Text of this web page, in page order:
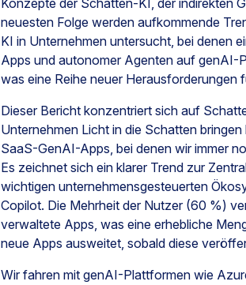
Konzepte der Schatten-KI, der indirekten
neuesten Folge werden aufkommende
KI in Unternehmen untersucht, bei denen
Apps und autonomer Agenten auf genAI-
was eine Reihe neuer Herausforderungen
Dieser Bericht konzentriert sich auf
Unternehmen Licht in die Schatten
SaaS-GenAI-Apps, bei denen wir immer
Es zeichnet sich ein klarer Trend zur
wichtigen unternehmensgesteuerten
Copilot. Die Mehrheit der Nutzer (60 %)
verwaltete Apps, was eine erhebliche
neue Apps ausweitet, sobald diese
Wir fahren mit genAI-Plattformen wie